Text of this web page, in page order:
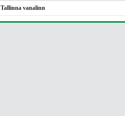
Tallinna vanalinn